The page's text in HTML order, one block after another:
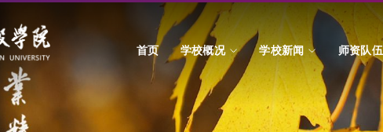
首页 学校概况 学校新闻 师资队伍